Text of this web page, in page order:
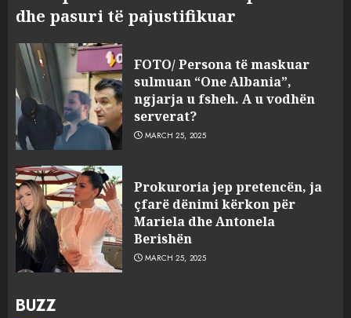
dhe pasuri të pajustifikuar
FOTO/ Persona të maskuar
sulmuan “One Albania”,
ngjarja u fsheh. A u vodhën
serverat?
MARCH 25, 2025
Prokuroria jep pretencën, ja
çfarë dënimi kërkon për
Mariela dhe Antonela
Berishën
MARCH 25, 2025
BUZZ